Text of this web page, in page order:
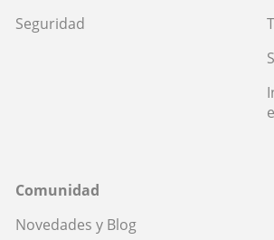
Seguridad
Comunidad
Novedades y Blog